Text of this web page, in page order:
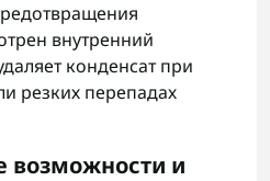
внутренний
конденсат при
резких перепадах
возможности и